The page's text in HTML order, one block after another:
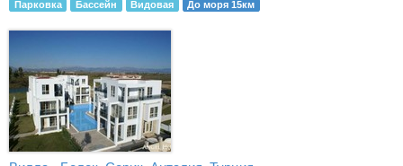
Парковка Бассейн Видовая До моря 15км